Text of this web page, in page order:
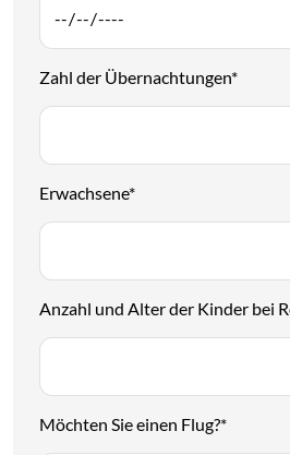
Zahl der Übernachtungen*
Erwachsene*
Anzahl und Alter der Kinder bei
Möchten Sie einen Flug?*